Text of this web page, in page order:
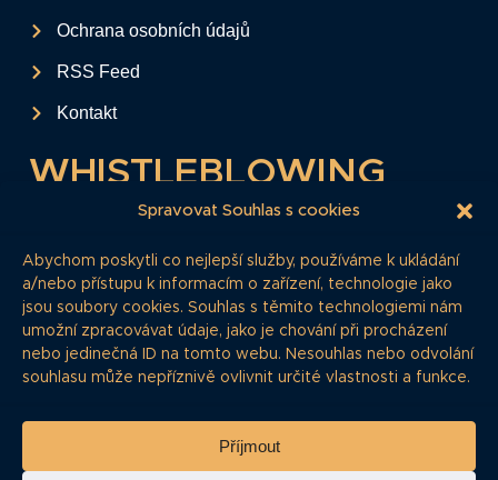
Spravovat Souhlas s cookies
Abychom poskytli co nejlepší služby, používáme k ukládání
a/nebo přístupu k informacím o zařízení, technologie jako
jsou soubory cookies. Souhlas s těmito technologiemi nám
umožní zpracovávat údaje, jako je chování při procházení
nebo jedinečná ID na tomto webu. Nesouhlas nebo odvolání
souhlasu může nepříznivě ovlivnit určité vlastnosti a funkce.
Příjmout
Ochrana osobních údajů
RSS Feed
Kontakt
WHISTLEBLOWING
Tento formulář slouží k anonymnímu zaslání
dluhopisům.
Pokud si myslíte, že máte informace, o
kterých by redakce měla vědět, zde nám je
můžete poskytnout.